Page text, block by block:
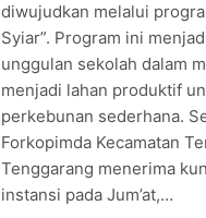
diwujudkan melalui
Syiar”. Program ini
unggulan sekolah dalam
menjadi lahan produktif
perkebunan sederhana.
Forkopimda Kecamatan
Tenggarang menerima
instansi pada Jum’at,…